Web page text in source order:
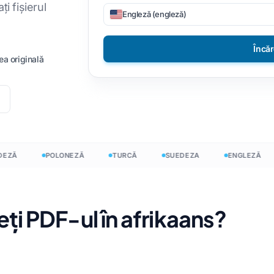
CSV
InDesign
de cuvinte
DOCX în TXT
Începe gratuit
Irlandeză
Filipineză
Toate cele peste 120
fișierul
originală
Engleză (engleză)
POLONEZĂ TURCĂ SUEDEZA ENGLEZĂ
PDF-ul în afrikaans?